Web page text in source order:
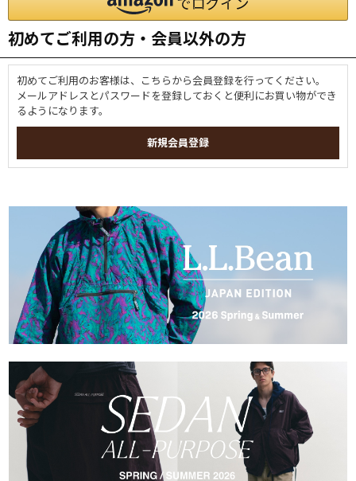
初めてご利用の方・会員以外の方
初めてご利用のお客様は、こちらから会員登録を行ってください。
メールアドレスとパスワードを登録しておくと便利にお買い物ができ
るようになります。